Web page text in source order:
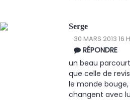
Serge
30 MARS 2013 16
RÉPONDRE
un beau
que celle de
le monde
changent avec